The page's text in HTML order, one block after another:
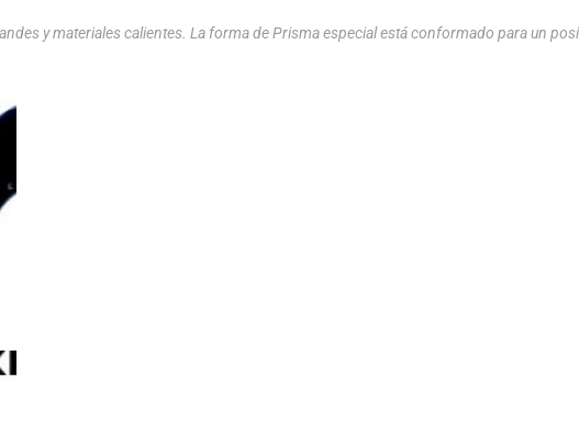
y materiales calientes. La forma de Prisma especial está conformado para un